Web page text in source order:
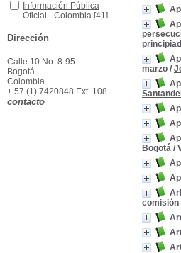
marzo /
Bogotá /
comisión
Información Pública Oficial - Colombia
Información Pública
Oficial - Colombia [41]
Colombia--Política y gobierno--Siglo XIX
gobierno--Siglo XIX
Historia Universal
Historia Universal
Colombia -Historia -Descubrimiento y
Colombia -Historia -
Descubrimiento y
Conquista, 1499-1550
Colombia-- Descripciones y viajes.
Colombia -Descripciones y viajes -Siglo XIX
América -Descubrimiento y Exploraciones
Dirección
Calle 10 No. 8-95
Bogotá
Colombia
+ 57 (1) 7420848 Ext. 108
contacto